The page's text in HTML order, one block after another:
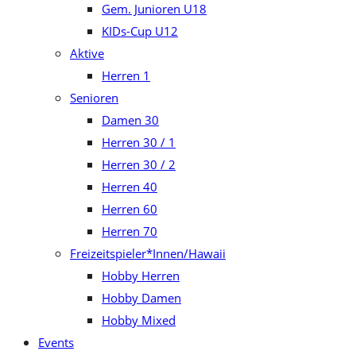
Gem. Junioren U18
KIDs-Cup U12
Aktive
Herren 1
Senioren
Damen 30
Herren 30 / 1
Herren 30 / 2
Herren 40
Herren 60
Herren 70
Freizeitspieler*Innen/Hawaii
Hobby Herren
Hobby Damen
Hobby Mixed
Events